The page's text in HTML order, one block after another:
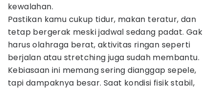
kewalahan.
Pastikan kamu cukup tidur, makan teratur, dan
tetap bergerak meski jadwal sedang padat. Gak
harus olahraga berat, aktivitas ringan seperti
berjalan atau stretching juga sudah membantu.
Kebiasaan ini memang sering dianggap sepele,
tapi dampaknya besar. Saat kondisi fisik stabil,